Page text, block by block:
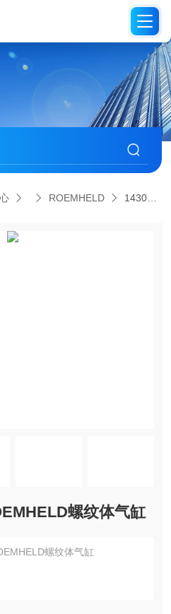
ROEMHELD 1430101德国罗姆希特ROEMHELD螺纹体气缸
螺纹体气缸
螺纹体气缸